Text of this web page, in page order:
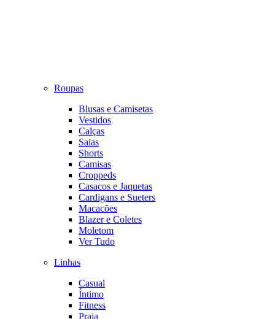
Roupas
Blusas e Camisetas
Vestidos
Calças
Saias
Shorts
Camisas
Croppeds
Casacos e Jaquetas
Cardigans e Sueters
Macacões
Blazer e Coletes
Moletom
Ver Tudo
Linhas
Casual
Íntimo
Fitness
Praia